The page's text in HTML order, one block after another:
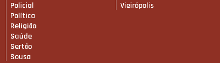
Policial
Política
Religião
Saúde
Sertão
Sousa
Vieirópolis